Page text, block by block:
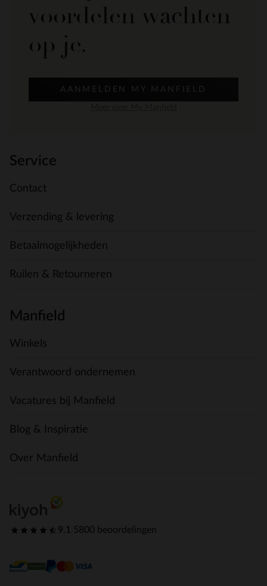
voordelen wachten
op je.
AANMELDEN MY MANFIELD
Service
Contact
Verzending & levering
Betaalmogelijkheden
Ruilen & Retourneren
Manfield
Winkels
Verantwoord ondernemen
Vacatures bij Manfield
Blog & Inspiratie
Over Manfield
9.1 5800 beoordelingen